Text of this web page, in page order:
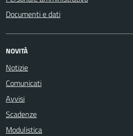
Documenti e dati
NOVITÀ
Notizie
Comunicati
Avvisi
Scadenze
Modulistica